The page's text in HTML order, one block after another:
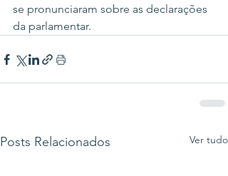
se pronunciaram sobre as declarações
da parlamentar.
Posts Relacionados Ver tudo